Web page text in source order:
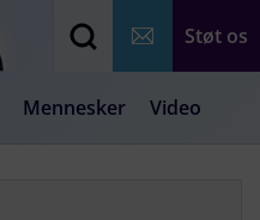
Støt os
Mennesker Video